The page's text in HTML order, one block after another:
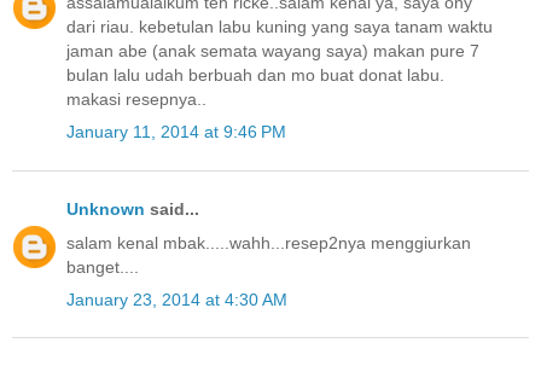
dari riau. kebetulan labu kuning yang saya tanam waktu
jaman abe (anak semata wayang saya) makan pure 7
bulan lalu udah berbuah dan mo buat donat labu.
makasi resepnya..
January 11, 2014 at 9:46 PM
Unknown said...
salam kenal mbak.....wahh...resep2nya menggiurkan
banget....
January 23, 2014 at 4:30 AM